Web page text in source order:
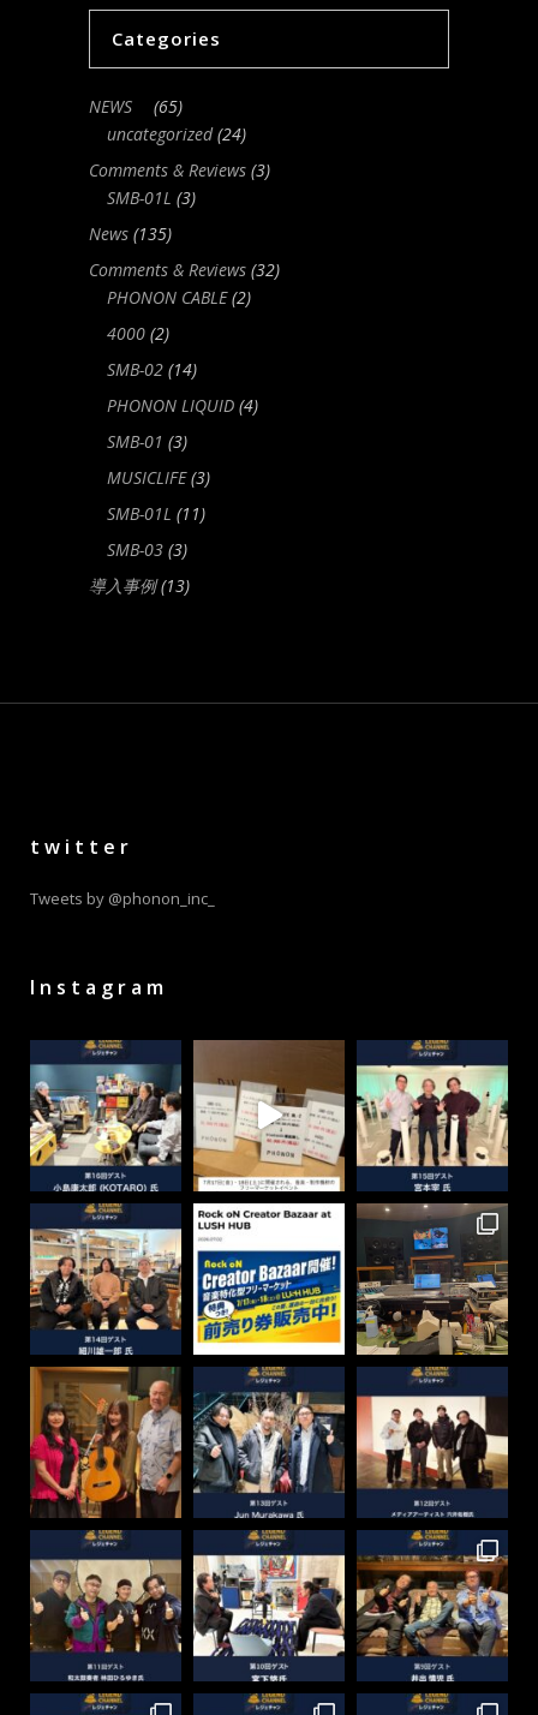
Categories
NEWS
(65)
uncategorized(24)
Comments & Reviews (3)
SMB-01L (3)
News (135)
Comments & Reviews (32)
PHONON CABLE(2)
4000 (2)
SMB-02 (14)
PHONON LIQUID (4)
SMB-01 (3)
MUSICLIFE(3)
SMB-01L (11)
SMB-03 (3)
導入事例(13)
twitter
Tweets by @phonon_inc_
Instagram